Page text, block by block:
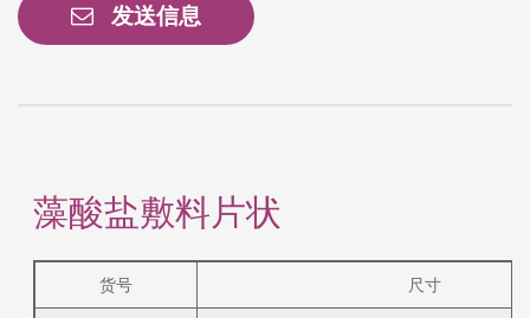
发送信息
藻酸盐敷料片状
货号 尺寸